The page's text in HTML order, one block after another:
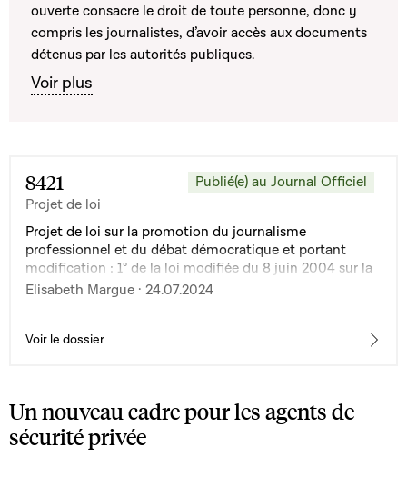
ouverte consacre le droit de toute personne, donc y
compris les journalistes, d’avoir accès aux documents
détenus par les autorités publiques.
Voir plus
8421
Projet de loi
Publié(e) au Journal Officiel
Projet de loi sur la promotion du journalisme
professionnel et du débat démocratique et portant
modification : 1° de la loi modifiée du 8 juin 2004 sur la
liberté d'expression dans les médias ; 2° de la loi
30 juillet 2021 relative à un régime d'aides en faveur du
Elisabeth Margue · 24.07.2024
Voir le dossier
Un nouveau cadre pour les agents de
sécurité privée